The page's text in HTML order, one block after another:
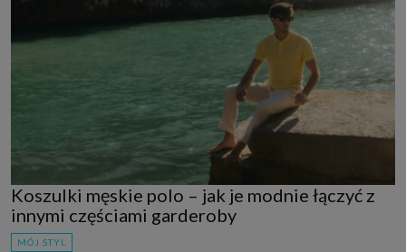
Koszulki męskie polo – jak je modnie łączyć z
innymi częściami garderoby
MÓJ STYL